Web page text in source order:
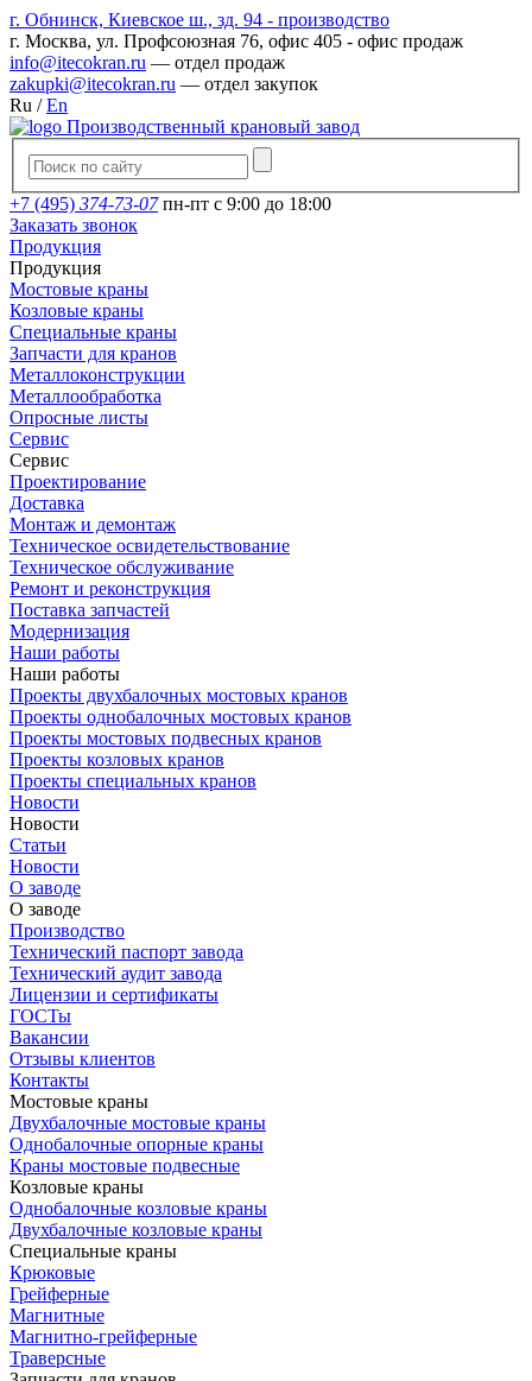
г. Обнинск, Киевское ш., зд. 94 - производство
г. Москва, ул. Профсоюзная 76, офис 405 - офис продаж
info@itecokran.ru — отдел продаж
zakupki@itecokran.ru — отдел закупок
Ru /En
Производственный крановый завод
+7 (495) 374-73-07 пн-пт с 9:00 до 18:00
Заказать звонок
Продукция
Продукция
Мостовые краны
Козловые краны
Специальные краны
Запчасти для кранов
Металлоконструкции
Металлообработка
Опросные листы
Сервис
Сервис
Проектирование
Доставка
Монтаж и демонтаж
Техническое освидетельствование
Техническое обслуживание
Ремонт и реконструкция
Поставка запчастей
Модернизация
Наши работы
Наши работы
Проекты двухбалочных мостовых кранов
Проекты однобалочных мостовых кранов
Проекты мостовых подвесных кранов
Проекты козловых кранов
Проекты специальных кранов
Новости
Новости
Статьи
Новости
О заводе
О заводе
Производство
Технический паспорт завода
Технический аудит завода
Лицензии и сертификаты
ГОСТы
Вакансии
Отзывы клиентов
Контакты
Мостовые краны
Двухбалочные мостовые краны
Однобалочные опорные краны
Краны мостовые подвесные
Козловые краны
Однобалочные козловые краны
Двухбалочные козловые краны
Специальные краны
Крюковые
Грейферные
Магнитные
Магнитно-грейферные
Траверсные